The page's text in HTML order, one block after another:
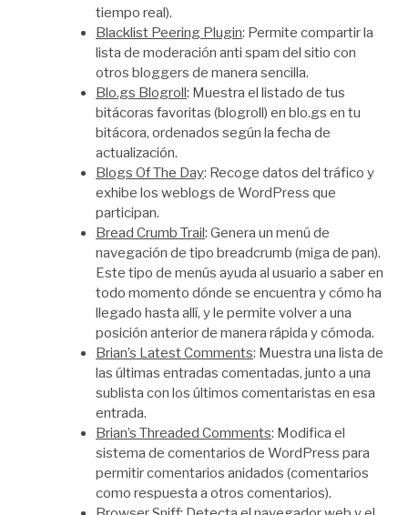
tiempo real).
Blacklist Peering Plugin: Permite compartir la
lista de moderación anti spam del sitio con
otros bloggers de manera sencilla.
Blo.gs Blogroll: Muestra el listado de tus
bitácoras favoritas (blogroll) en blo.gs en tu
bitácora, ordenados según la fecha de
actualización.
Blogs Of The Day: Recoge datos del tráfico y
exhibe los weblogs de WordPress que
participan.
Bread Crumb Trail: Genera un menú de
navegación de tipo breadcrumb (miga de pan).
Este tipo de menús ayuda al usuario a saber en
todo momento dónde se encuentra y cómo ha
llegado hasta allí, y le permite volver a una
posición anterior de manera rápida y cómoda.
Brian’s Latest Comments: Muestra una lista de
las últimas entradas comentadas, junto a una
sublista con los últimos comentaristas en esa
entrada.
Brian’s Threaded Comments: Modifica el
sistema de comentarios de WordPress para
permitir comentarios anidados (comentarios
como respuesta a otros comentarios).